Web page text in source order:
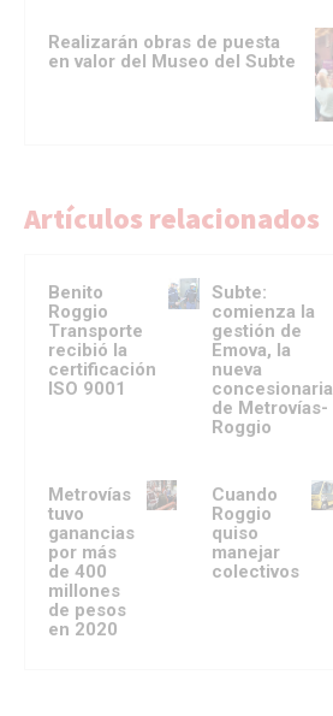
Realizarán obras de puesta
en valor del Museo del Subte
Artículos relacionados
Benito
Roggio
Transporte
recibió la
certificación
ISO 9001
Subte:
comienza la
gestión de
Emova, la
nueva
concesionaria
de Metrovías-
Roggio
Metrovías
tuvo
ganancias
por más
de 400
millones
de pesos
en 2020
Cuando
Roggio
quiso
manejar
colectivos